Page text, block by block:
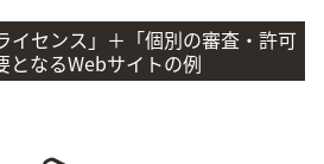
イセンス」＋「個別の審査・許可
となるWebサイトの例